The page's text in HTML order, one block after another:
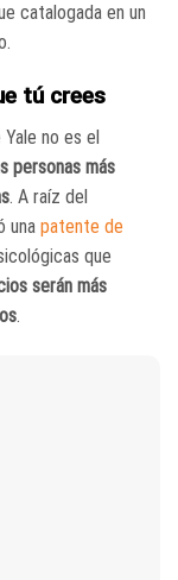
catalogada en un
tú crees
no es el
personas más
. A raíz del
una patente de
que
serán más
.